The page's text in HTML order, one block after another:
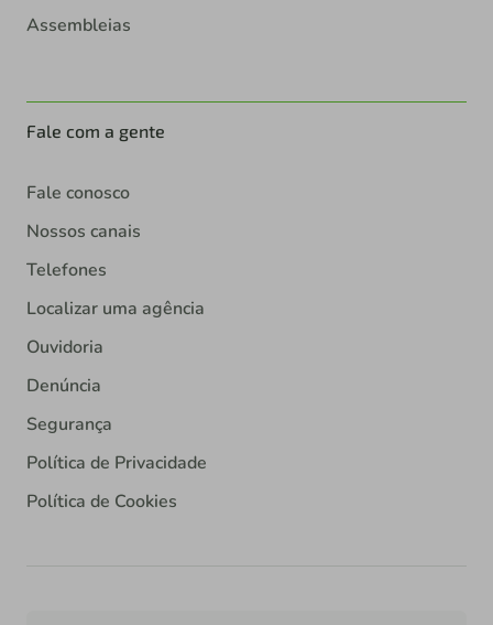
Assembleias
Fale com a gente
Fale conosco
Nossos canais
Telefones
Localizar uma agência
Ouvidoria
Denúncia
Segurança
Política de Privacidade
Política de Cookies